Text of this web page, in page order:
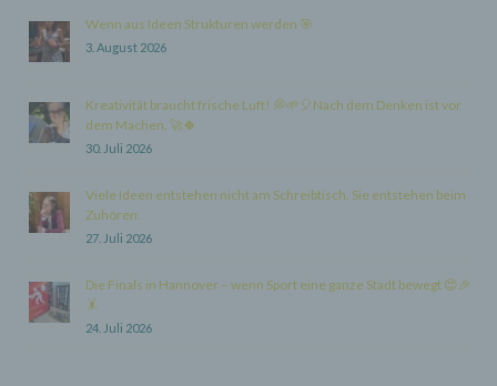
Wenn aus Ideen Strukturen werden 🎯
3. August 2026
Kreativität braucht frische Luft! 💭🌱🎈Nach dem Denken ist vor
dem Machen. 🚀🍀
30. Juli 2026
Viele Ideen entstehen nicht am Schreibtisch. Sie entstehen beim
Zuhören.
27. Juli 2026
Die Finals in Hannover – wenn Sport eine ganze Stadt bewegt 😍🎉
🤸
24. Juli 2026
Stelle, der personenbezogene Daten offengelegt
werden, unabhängig davon, ob es sich bei ihr
um einen Dritten handelt oder nicht. Behörden,
Untersuchungsauftrags nach dem Unionsrecht
oder dem Recht der Mitgliedstaaten
möglicherweise personenbezogene Daten
erhalten, gelten jedoch nicht als Empfänger.
j) Dritter
Behörde, Einrichtung oder andere Stelle außer
dem Auftragsverarbeiter und den Personen, die